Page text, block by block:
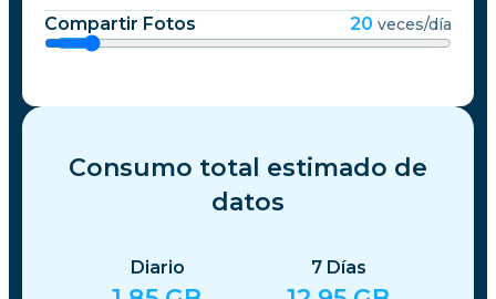
Compartir Fotos 20 veces/día
Consumo total estimado de
datos
Diario 7 Días